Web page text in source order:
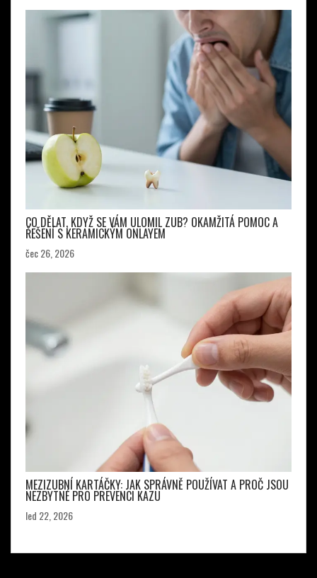
CO DĚLAT, KDYŽ SE VÁM ULOMIL ZUB? OKAMŽITÁ POMOC A
ŘEŠENÍ S KERAMICKÝM ONLAYEM
čec 26, 2026
MEZIZUBNÍ KARTÁČKY: JAK SPRÁVNĚ POUŽÍVAT A PROČ JSOU
NEZBYTNÉ PRO PREVENCI KAZU
led 22, 2026